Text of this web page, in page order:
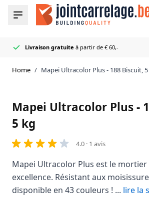
Skip to Content
Menu
Livraison gratuite à partir de € 60,-
Distributeur officielMapei
50+ couleurs de joints et de mastics en stock
Livré très rapidement
Home / Mapei Ultracolor Plus - 188 Biscuit,
Mapei Ultracolor Plus -
5 kg
4.0 · 1 avis
Mapei Ultracolor Plus est le
excellence. Résistant aux
disponible en 43 couleurs ! ... lire la